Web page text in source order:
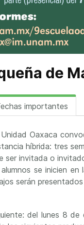
de
importantes
Oaxaca
híbrida: tres
invitada o
se inicien
serán
del lunes 8